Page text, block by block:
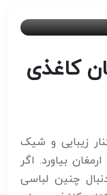
کاغذی
زیبایی و شیک
بیاورد. اگر
چنین لباسی